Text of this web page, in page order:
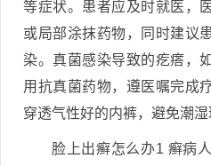
等症状。患者应及时就医，
或局部涂抹药物，同时建议
染。真菌感染导致的疙瘩，
用抗真菌药物，遵医嘱完成
穿透气性好的内裤，避免潮湿
脸上出癣怎么办1 癣病